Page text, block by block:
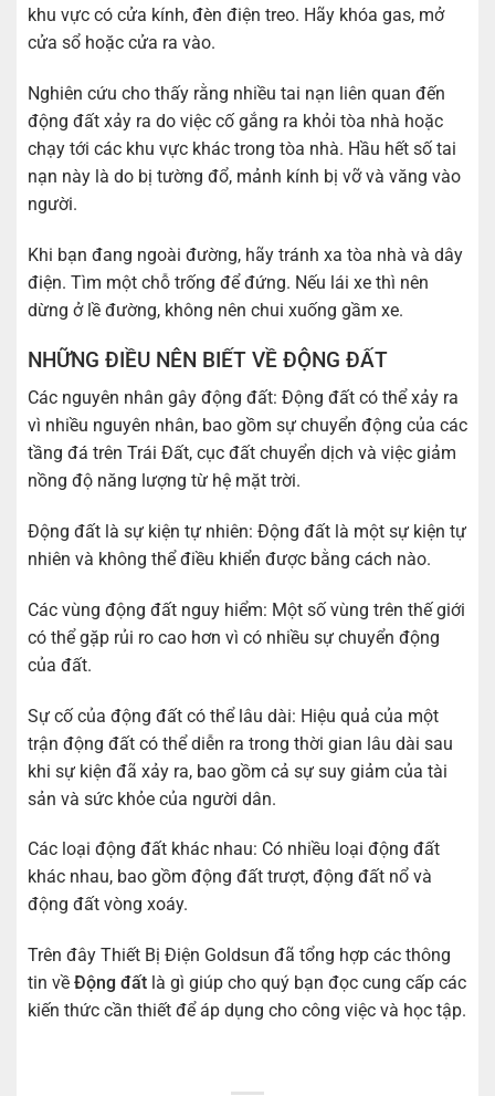
khu vực có cửa kính, đèn điện treo. Hãy khóa gas, mở
cửa sổ hoặc cửa ra vào.
Nghiên cứu cho thấy rằng nhiều tai nạn liên quan đến
động đất xảy ra do việc cố gắng ra khỏi tòa nhà hoặc
chạy tới các khu vực khác trong tòa nhà. Hầu hết số tai
nạn này là do bị tường đổ, mảnh kính bị vỡ và văng vào
người.
Khi bạn đang ngoài đường, hãy tránh xa tòa nhà và dây
điện. Tìm một chỗ trống để đứng. Nếu lái xe thì nên
dừng ở lề đường, không nên chui xuống gầm xe.
NHỮNG ĐIỀU NÊN BIẾT VỀ ĐỘNG ĐẤT
Các nguyên nhân gây động đất: Động đất có thể xảy ra
vì nhiều nguyên nhân, bao gồm sự chuyển động của các
tầng đá trên Trái Đất, cục đất chuyển dịch và việc giảm
nồng độ năng lượng từ hệ mặt trời.
Động đất là sự kiện tự nhiên: Động đất là một sự kiện tự
nhiên và không thể điều khiển được bằng cách nào.
Các vùng động đất nguy hiểm: Một số vùng trên thế giới
có thể gặp rủi ro cao hơn vì có nhiều sự chuyển động
của đất.
Sự cố của động đất có thể lâu dài: Hiệu quả của một
trận động đất có thể diễn ra trong thời gian lâu dài sau
khi sự kiện đã xảy ra, bao gồm cả sự suy giảm của tài
sản và sức khỏe của người dân.
Các loại động đất khác nhau: Có nhiều loại động đất
khác nhau, bao gồm động đất trượt, động đất nổ và
động đất vòng xoáy.
Trên đây Thiết Bị Điện Goldsun đã tổng hợp các thông
tin về Động đất là gì giúp cho quý bạn đọc cung cấp các
kiến thức cần thiết để áp dụng cho công việc và học tập.